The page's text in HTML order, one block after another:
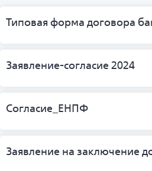
Типовая форма договора
Заявление-согласие 2024
Согласие_ЕНПФ
Заявление на заключение